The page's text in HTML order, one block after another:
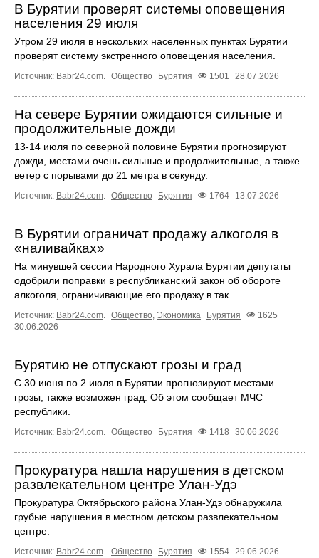
В Бурятии проверят системы оповещения
населения 29 июля
Утром 29 июля в нескольких населенных пунктах Бурятии
проверят систему экстренного оповещения населения.
Источник: Babr24.com Общество Бурятия 1501 28.07.2026
На севере Бурятии ожидаются сильные и
продолжительные дожди
13-14 июля по северной половине Бурятии прогнозируют
дожди, местами очень сильные и продолжительные, а также
ветер с порывами до 21 метра в секунду.
Источник: Babr24.com. Общество Бурятия 1764 13.07.2026
В Бурятии ограничат продажу алкоголя в
«наливайках»
На минувшей сессии Народного Хурала Бурятии депутаты
одобрили поправки в республиканский закон об обороте
алкоголя, ограничивающие его продажу в так ...
Источник: Babr24.com. Общество, Экономика Бурятия
1625
30.06.2026
Бурятию не отпускают грозы и град
С 30 июня по 2 июля в Бурятии прогнозируют местами
грозы, также возможен град. Об этом сообщает МЧС
республики.
Источник: Babr24.com. Общество Бурятия 1418 30.06.2026
Прокуратура нашла нарушения в детском
развлекательном центре Улан-Удэ
Прокуратура Октябрьского района Улан-Удэ обнаружила
грубые нарушения в местном детском развлекательном
центре.
Источник: Babr24.com. Общество Бурятия 1554 29.06.2026